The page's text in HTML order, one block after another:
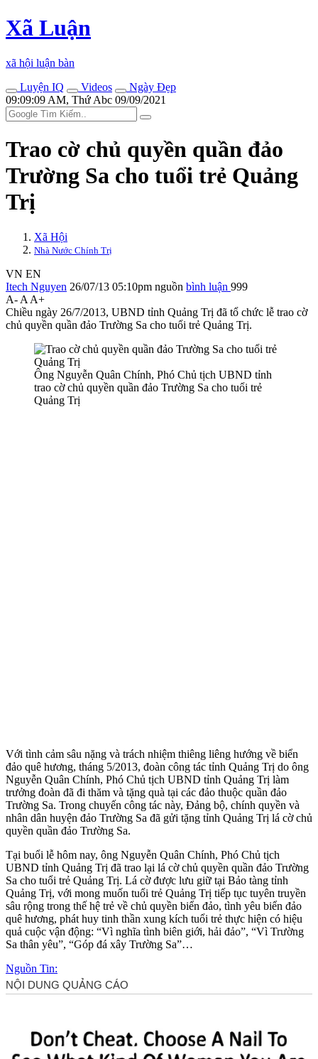
Xã Luận
xã hội luận bàn
Luyện IQ
Videos
Ngày Đẹp
09:09:09 AM, Thứ Abc 09/09/2021
Trao cờ chủ quyền quần đảo
Trường Sa cho tuổi trẻ Quảng
Trị
Xã Hội
Nhà Nước Chính Trị
VN EN
Itech Nguyen 26/07/13 05:10pm nguồn bình luận 999
A- A A+
Chiều ngày 26/7/2013, UBND tỉnh Quảng Trị đã tổ chức lễ trao cờ
chủ quyền quần đảo Trường Sa cho tuổi trẻ Quảng Trị.
Ông Nguyễn Quân Chính, Phó Chủ tịch UBND tỉnh
trao cờ chủ quyền quần đảo Trường Sa cho tuổi trẻ
Quảng Trị
Với tình cảm sâu nặng và trách nhiệm thiêng liêng hướng về biển
đảo quê hương, tháng 5/2013, đoàn công tác tỉnh Quảng Trị do ông
Nguyễn Quân Chính, Phó Chủ tịch UBND tỉnh Quảng Trị làm
trưởng đoàn đã đi thăm và tặng quà tại các đảo thuộc quần đảo
Trường Sa. Trong chuyến công tác này, Đảng bộ, chính quyền và
nhân dân huyện đảo Trường Sa đã gửi tặng tỉnh Quảng Trị lá cờ chủ
quyền quần đảo Trường Sa.
Tại buổi lễ hôm nay, ông Nguyễn Quân Chính, Phó Chủ tịch
UBND tỉnh Quảng Trị đã trao lại lá cờ chủ quyền quần đảo Trường
Sa cho tuổi trẻ Quảng Trị. Lá cờ được lưu giữ tại Bảo tàng tỉnh
Quảng Trị, với mong muốn tuổi trẻ Quảng Trị tiếp tục tuyên truyền
sâu rộng trong thế hệ trẻ về chủ quyền biển đảo, tình yêu biển đảo
quê hương, phát huy tinh thần xung kích tuổi trẻ thực hiện có hiệu
quả cuộc vận động: “Vì nghĩa tình biên giới, hải đảo”, “Vì Trường
Sa thân yêu”, “Góp đá xây Trường Sa”…
Nguồn Tin: